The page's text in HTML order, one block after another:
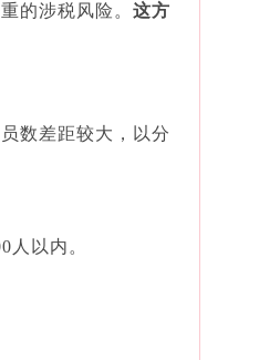
的涉税风险。 这方
数差距较大，以分
以内。